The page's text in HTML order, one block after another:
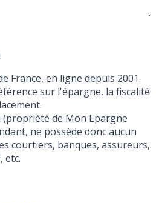
France, en ligne depuis 2001.
sur l'épargne, la fiscalité
(propriété de Mon Epargne
ne possède donc aucun
courtiers, banques, assureurs,
etc.